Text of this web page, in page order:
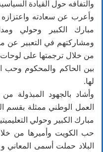
والتفافه حول القيادة
وأعرب عن سعادته
مبارك الكبير وحولي
ومشاركتهم في التعبير عن
من خلال ترجمتها على
بين الحاكم والمحكوم وحب
لها.
وأشاد بالجهود المبذولة
العمل الوطني ممثلة بقسم
مبارك الكبير وحولي
حب الكويت وأميرها من
البلاد حملت أسمى